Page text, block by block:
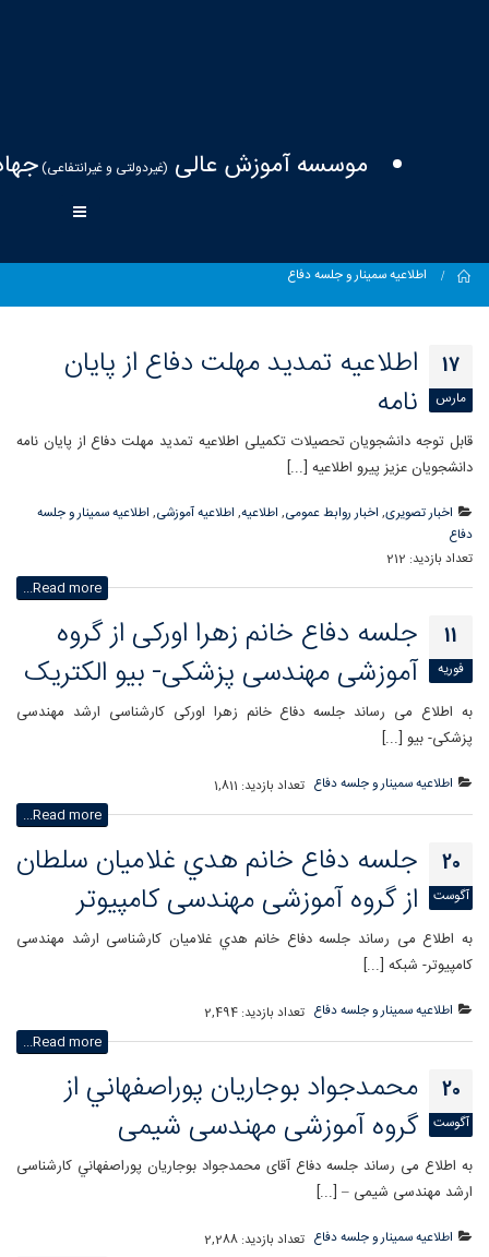
موسسه آموزش عالی (غیردولتی و غیرانتفاعی)
Home
اطلاعیه سمینار و جلسه دفاع
17
مارس
اطلاعیه تمدید مهلت دفاع از پایان
نامه
قابل توجه دانشجویان تحصیلات تکمیلی اطلاعیه تمدید مهلت دفاع از پایان نامه
دانشجویان عزیز پیرو اطلاعیه [...]
اخبار تصویری, اخبار روابط عمومی, اطلاعیه, اطلاعیه آموزشی, اطلاعیه سمینار و جلسه
دفاع
تعداد بازدید: 212
Read more...
11
فوریه
جلسه دفاع خانم زهرا اورکی از گروه
آموزشی مهندسی پزشکی- بیو الکتریک
به اطلاع می رساند جلسه دفاع خانم زهرا اورکی کارشناسی ارشد مهندسی
پزشکی- بیو [...]
اطلاعیه سمینار و جلسه دفاع تعداد بازدید: 1,811
Read more...
20
آگوست
جلسه دفاع خانم هدي غلاميان سلطان
از گروه آموزشی مهندسی کامپیوتر
به اطلاع می رساند جلسه دفاع خانم هدي غلاميان کارشناسی ارشد مهندسی
کامپیوتر- شبکه [...]
اطلاعیه سمینار و جلسه دفاع تعداد بازدید: 2,494
Read more...
20
آگوست
محمدجواد بوجاريان پوراصفهاني از
گروه آموزشی مهندسی شیمی
به اطلاع می رساند جلسه دفاع آقای محمدجواد بوجاريان پوراصفهاني کارشناسی
ارشد مهندسی شیمی – [...]
اطلاعیه سمینار و جلسه دفاع تعداد بازدید: 2,288